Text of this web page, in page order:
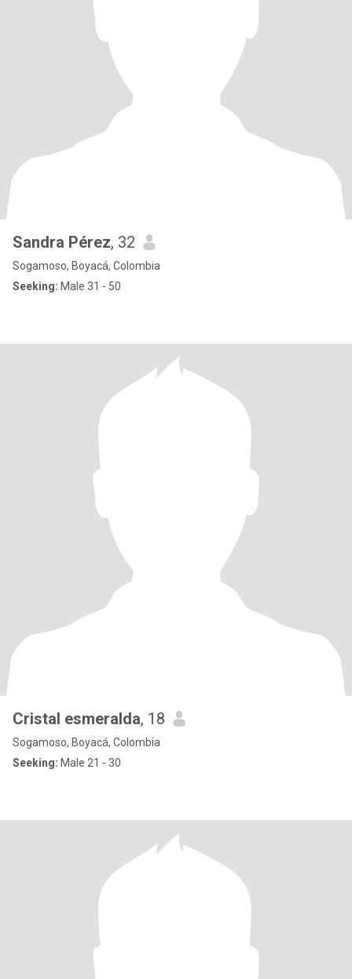
Sandra Pérez, 32
Sogamoso, Boyacá, Colombia
Seeking: Male 31 - 50
Cristal esmeralda, 18
Sogamoso, Boyacá, Colombia
Seeking: Male 21 - 30